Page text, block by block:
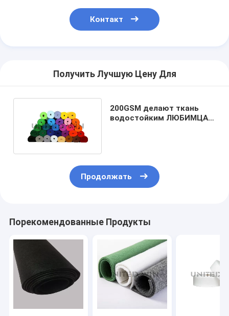
Контакт
Получить Лучшую Цену Для
200GSM делают ткань
водостойким ЛЮБИМЦА
Продолжать
Порекомендованные Продукты